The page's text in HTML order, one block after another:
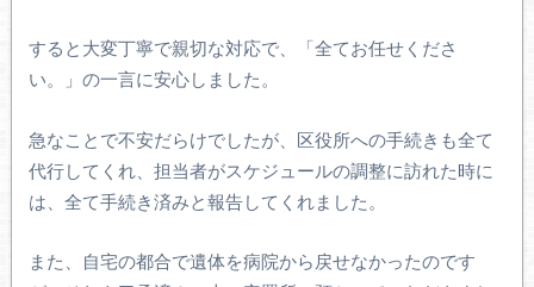
すると大変丁寧で親切な対応で、「全てお任せくださ
い。」の一言に安心しました。
急なことで不安だらけでしたが、区役所への手続きも全て
代行してくれ、担当者がスケジュールの調整に訪れた時に
は、全て手続き済みと報告してくれました。
また、自宅の都合で遺体を病院から戻せなかったのです